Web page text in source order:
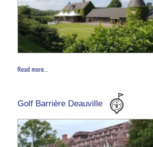
Read more...
Golf Barrière Deauville